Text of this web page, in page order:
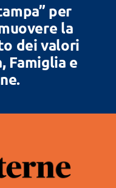
per
la
dei valori
Famiglia e